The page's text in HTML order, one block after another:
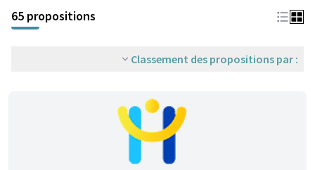
+
−
65 propositions
Classement des propositions par :